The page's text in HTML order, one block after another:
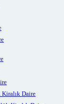
Kiralık Daire